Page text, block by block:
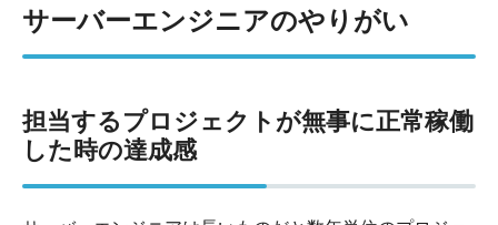
サーバーエンジニアのやりがい
担当するプロジェクトが無事に正常稼働
した時の達成感